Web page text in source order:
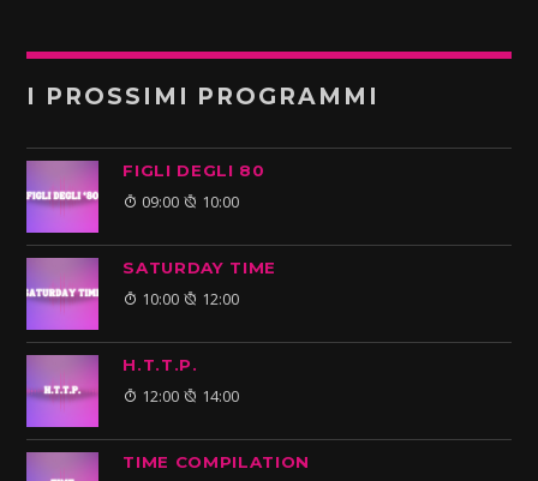
I PROSSIMI PROGRAMMI
FIGLI DEGLI 80
09:00 10:00
SATURDAY TIME
10:00 12:00
H.T.T.P.
12:00 14:00
TIME COMPILATION